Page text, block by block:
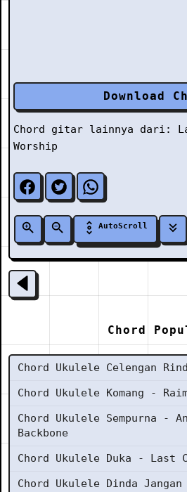
Download
Chord gitar lainnya dari:
Worship
AutoScroll
Chord
Chord Ukulele Celengan
Chord Ukulele Komang -
Chord Ukulele Sempurna -
Backbone
Chord Ukulele Duka - Last
Chord Ukulele Dinda Jangan